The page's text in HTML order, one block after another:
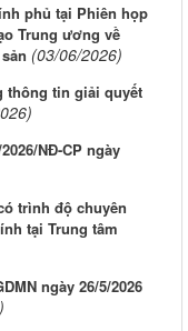
phủ tại Phiên họp
Trung ương về
(03/06/2026)
thông tin giải quyết
NĐ-CP ngày
trình độ chuyên
tại Trung tâm
ngày 26/5/2026